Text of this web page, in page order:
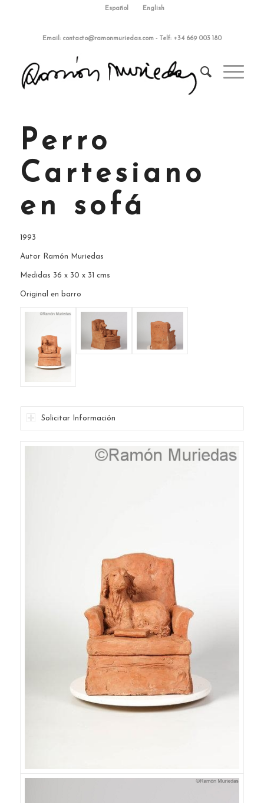
Español English
Email: contacto@ramonmuriedas.com- Telf: +34 669 003 180
Perro
Cartesiano
en sofá
1993
Autor Ramón Muriedas
Medidas 36 x 30 x 31 cms
Original en barro
Solicitar Información